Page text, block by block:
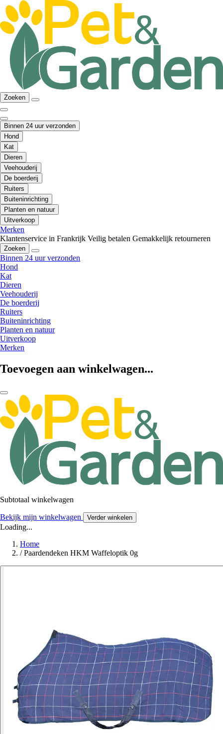
Zoeken
Binnen 24 uur verzonden
Hond
Kat
Dieren
Veehouderij
De boerderij
Ruiters
Buiteninrichting
Planten en natuur
Uitverkoop
Merken
Klantenservice in Frankrijk Veilig betalen Gemakkelijk retourneren
Zoeken
Binnen 24 uur verzonden
Hond
Kat
Dieren
Veehouderij
De boerderij
Ruiters
Buiteninrichting
Planten en natuur
Uitverkoop
Merken
Toevoegen aan winkelwagen...
Subtotaal winkelwagen
Bekijk mijn winkelwagen Verder winkelen
Loading...
Home
/ Paardendeken HKM Waffeloptik 0g